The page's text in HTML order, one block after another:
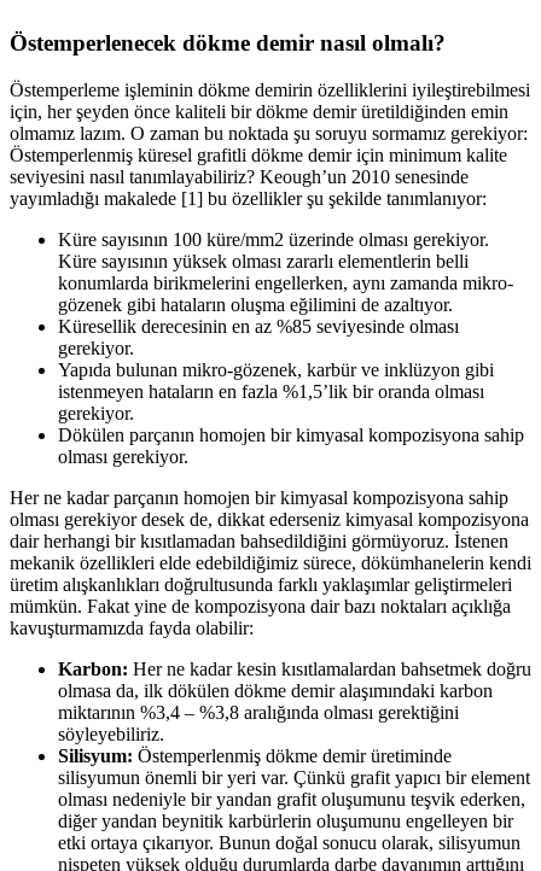
Östemperlenecek dökme demir nasıl olmalı?
Östemperleme işleminin dökme demirin özelliklerini iyileştirebilmesi
için, her şeyden önce kaliteli bir dökme demir üretildiğinden emin
olmamız lazım. O zaman bu noktada şu soruyu sormamız gerekiyor:
Östemperlenmiş küresel grafitli dökme demir için minimum kalite
seviyesini nasıl tanımlayabiliriz? Keough’un 2010 senesinde
yayımladığı makalede [1] bu özellikler şu şekilde tanımlanıyor:
Küre sayısının 100 küre/mm2 üzerinde olması gerekiyor.
Küre sayısının yüksek olması zararlı elementlerin belli
konumlarda birikmelerini engellerken, aynı zamanda mikro-
gözenek gibi hataların oluşma eğilimini de azaltıyor.
Küresellik derecesinin en az %85 seviyesinde olması
gerekiyor.
Yapıda bulunan mikro-gözenek, karbür ve inklüzyon gibi
istenmeyen hataların en fazla %1,5’lik bir oranda olması
gerekiyor.
Dökülen parçanın homojen bir kimyasal kompozisyona sahip
olması gerekiyor.
Her ne kadar parçanın homojen bir kimyasal kompozisyona sahip
olması gerekiyor desek de, dikkat ederseniz kimyasal kompozisyona
dair herhangi bir kısıtlamadan bahsedildiğini görmüyoruz. İstenen
mekanik özellikleri elde edebildiğimiz sürece, dökümhanelerin kendi
üretim alışkanlıkları doğrultusunda farklı yaklaşımlar geliştirmeleri
mümkün. Fakat yine de kompozisyona dair bazı noktaları açıklığa
kavuşturmamızda fayda olabilir:
Karbon: Her ne kadar kesin kısıtlamalardan bahsetmek doğru
olmasa da, ilk dökülen dökme demir alaşımındaki karbon
miktarının %3,4 – %3,8 aralığında olması gerektiğini
söyleyebiliriz.
Silisyum: Östemperlenmiş dökme demir üretiminde
silisyumun önemli bir yeri var. Çünkü grafit yapıcı bir element
olması nedeniyle bir yandan grafit oluşumunu teşvik ederken,
diğer yandan beynitik karbürlerin oluşumunu engelleyen bir
etki ortaya çıkarıyor. Bunun doğal sonucu olarak, silisyumun
nispeten yüksek olduğu durumlarda darbe dayanımın arttığını